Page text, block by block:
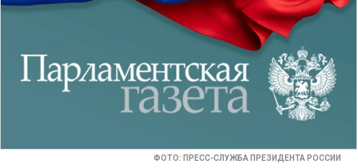
ФОТО: ПРЕСС-СЛУЖБА ПРЕЗИДЕНТА РОССИИ